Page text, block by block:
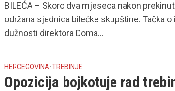
BILEĆA – Skoro dva mjeseca nakon
održana sjednica bilećke skupštine. Tačka
dužnosti direktora Doma...
HERCEGOVINA•TREBINJE
Opozicija bojkotuje rad